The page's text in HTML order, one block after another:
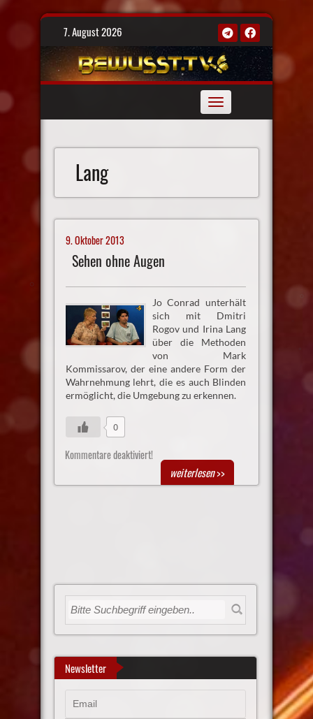
Skip
7. August 2026
Toggle
navigation
Lang
9. Oktober 2013
Sehen ohne Augen
Jo Conrad unterhält
sich mit Dmitri
Rogov und Irina Lang
über die Methoden
von Mark
Kommissarov, der eine andere Form der
Wahrnehmung lehrt, die es auch Blinden
ermöglicht, die Umgebung zu erkennen.
0
Kommentare deaktiviert!
weiterlesen>>
Newsletter